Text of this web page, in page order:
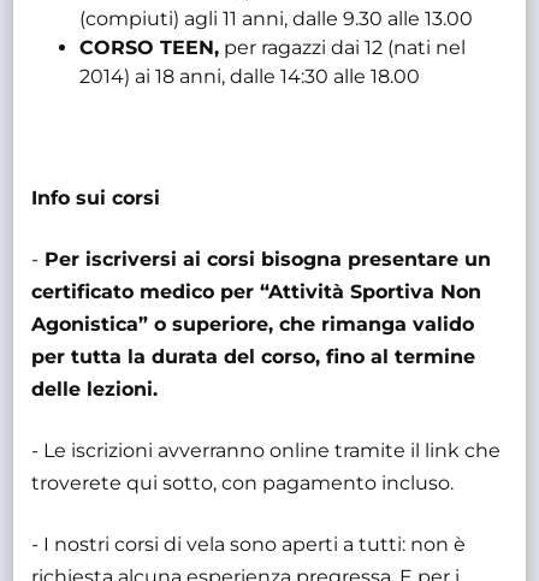
(compiuti) agli 11 anni, dalle 9.30 alle 13.00
CORSO TEEN, per ragazzi dai 12 (nati nel
2014) ai 18 anni, dalle 14:30 alle 18.00
Info sui corsi
- Per iscriversi ai corsi bisogna presentare un
certificato medico per “Attività Sportiva Non
Agonistica” o superiore, che rimanga valido
per tutta la durata del corso, fino al termine
delle lezioni.
- Le iscrizioni avverranno online tramite il link che
troverete qui sotto, con pagamento incluso.
- I nostri corsi di vela sono aperti a tutti: non è